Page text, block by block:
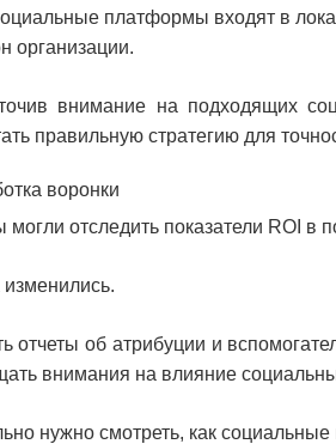
платформы входят в
организации.
внимание на подходящих
правильную стратегию для
воронки
могли отследить показатели ROI в
отчеты об атрибуции и
внимания на влияние
нужно смотреть, как